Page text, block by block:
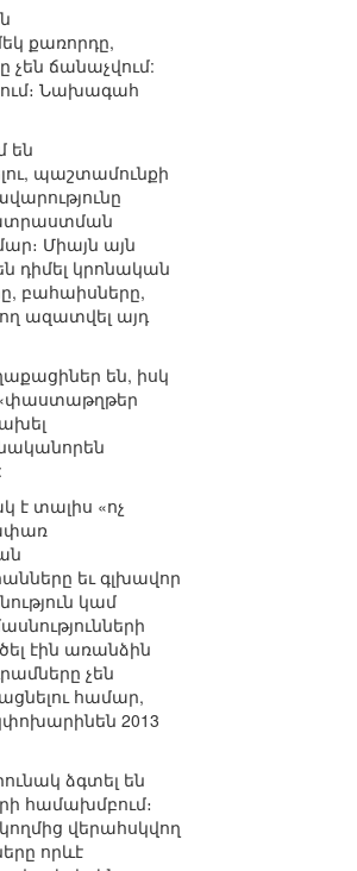
քառորդը,
ճանաչվում:
Նախագահ
են
պաշտամունքի
Միայն այն
դիմել կրոնական
բահաիսները,
ազատվել այդ
են, իսկ
«փաստաթղթեր
է տալիս «ոչ
եւ գլխավոր
կամ
էին առանձին
չեն
համար,
2013
ձգտել են
համախմբում։
վերահսկվող
որևէ